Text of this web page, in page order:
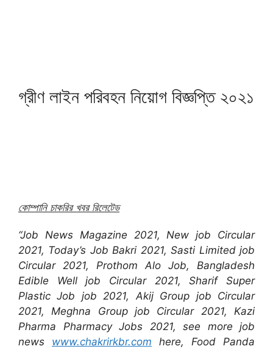
গ্রীণ লাইন পরিবহন নিয়োগ বিজ্ঞপ্তি ২০২১
কোম্পানি চাকরির খবর রিলেটেড
“Job News Magazine 2021, New job Circular
2021, Today’s Job Bakri 2021, Sasti Limited job
Circular 2021, Prothom Alo Job, Bangladesh
Edible Well job Circular 2021, Sharif Super
Plastic Job job 2021, Akij Group job Circular
2021, Meghna Group job Circular 2021, Kazi
Pharma Pharmacy Jobs 2021, see more job
news www.chakrirkbr.com here, Food Panda